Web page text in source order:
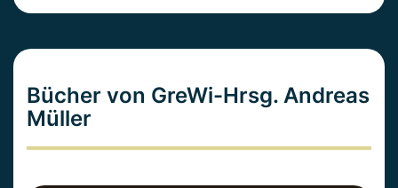
Bücher von GreWi-Hrsg. Andreas
Müller